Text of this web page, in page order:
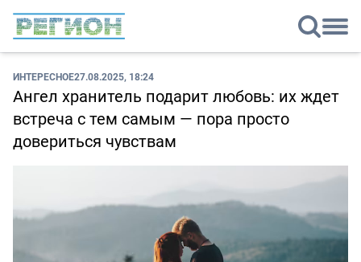
ИНТЕРЕСНОЕ27.08.2025, 18:24
Ангел хранитель подарит любовь: их ждет
встреча с тем самым — пора просто
довериться чувствам